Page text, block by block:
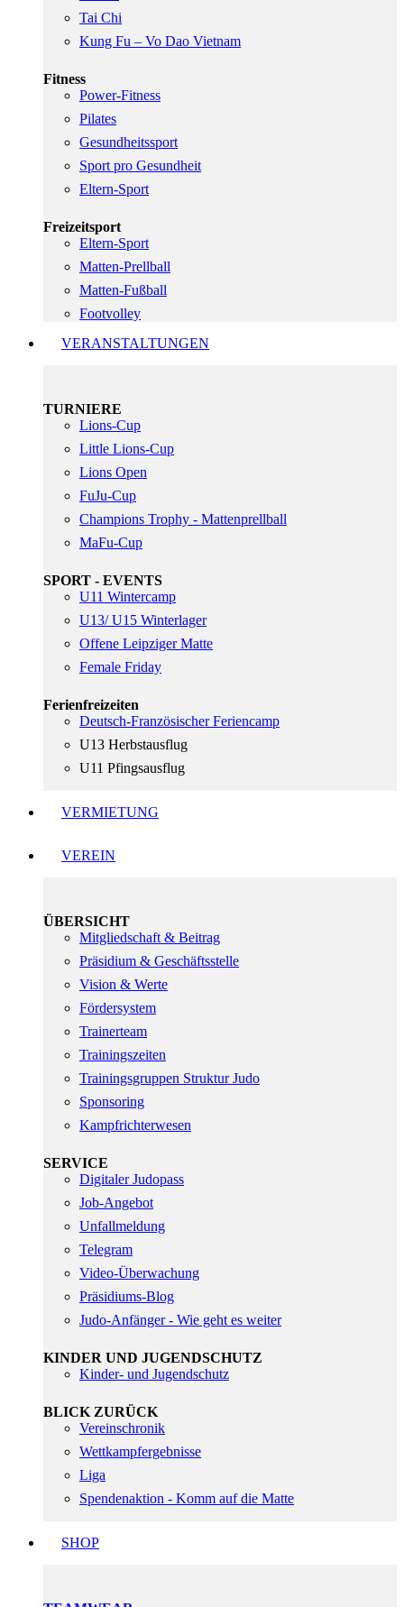
Tai Chi
Kung Fu – Vo Dao Vietnam
Fitness
Power-Fitness
Pilates
Gesundheitssport
Sport pro Gesundheit
Eltern-Sport
Freizeitsport
Eltern-Sport
Matten-Prellball
Matten-Fußball
Footvolley
VERANSTALTUNGEN
TURNIERE
Lions-Cup
Little Lions-Cup
Lions Open
FuJu-Cup
Champions Trophy - Mattenprellball
MaFu-Cup
SPORT - EVENTS
U11 Wintercamp
U13/ U15 Winterlager
Offene Leipziger Matte
Female Friday
Ferienfreizeiten
Deutsch-Französischer Feriencamp
U13 Herbstausflug
U11 Pfingsausflug
VERMIETUNG
VEREIN
ÜBERSICHT
Mitgliedschaft & Beitrag
Präsidium & Geschäftsstelle
Vision & Werte
Fördersystem
Trainerteam
Trainingszeiten
Trainingsgruppen Struktur Judo
Sponsoring
Kampfrichterwesen
SERVICE
Digitaler Judopass
Job-Angebot
Unfallmeldung
Telegram
Video-Überwachung
Präsidiums-Blog
Judo-Anfänger - Wie geht es weiter
KINDER UND JUGENDSCHUTZ
Kinder- und Jugendschutz
BLICK ZURÜCK
Vereinschronik
Wettkampfergebnisse
Liga
Spendenaktion - Komm auf die Matte
SHOP